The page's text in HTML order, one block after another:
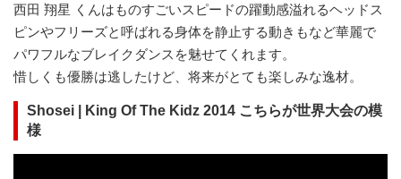
西田 翔星 くんはものすごいスピードの躍動感溢れるヘッドス
ピンやフリーズと呼ばれる身体を静止する動きもなど華麗で
パワフルなブレイクダンスを魅せてくれます。
惜しくも優勝は逃したけど、将来がとても楽しみな逸材。
Shosei | King Of The Kidz 2014 こちらが世界大会の模
様